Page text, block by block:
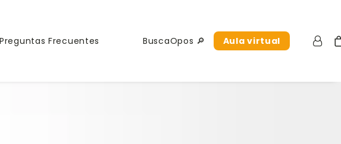
Preguntas Frecuentes BuscaOpos 🔎 Aula virtual